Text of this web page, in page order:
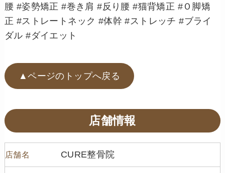
腰 #姿勢矯正 #巻き肩 #反り腰 #猫背矯正 #Ｏ脚矯
正 #ストレートネック #体幹 #ストレッチ #ブライ
ダル #ダイエット
▲ページのトップへ戻る
店舗情報
店舗名 CURE整骨院